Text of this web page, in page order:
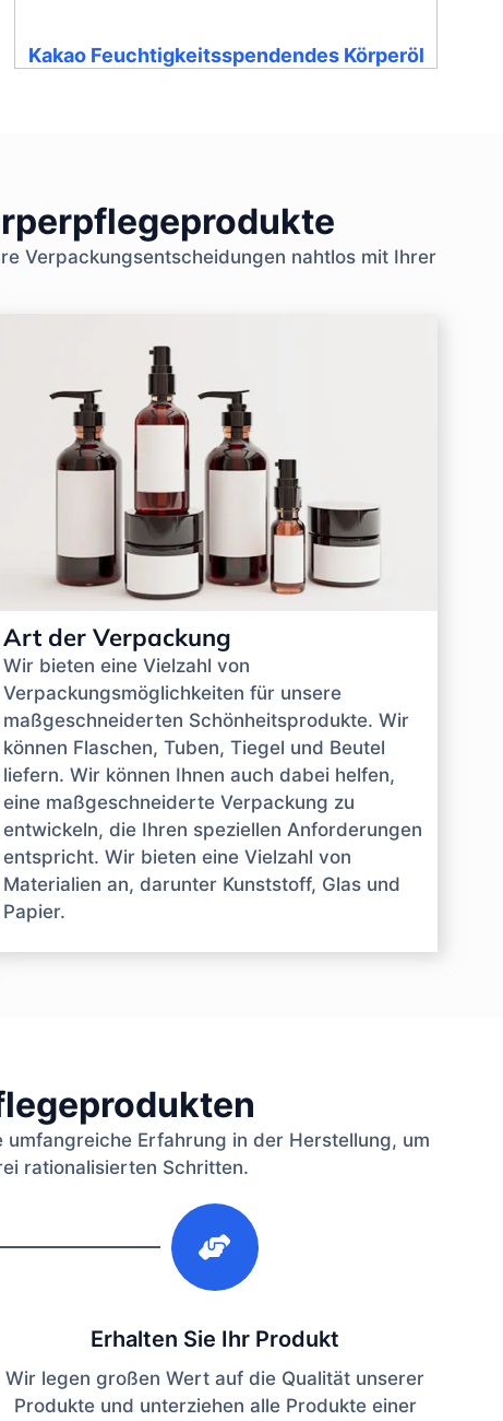
Kakao Feuchtigkeitsspendendes Körperöl
Verpackungsentscheidungen nahtlos mit Ihrer
Art der Verpackung
Wir bieten eine Vielzahl von
Verpackungsmöglichkeiten für unsere
maßgeschneiderten Schönheitsprodukte. Wir
können Flaschen, Tuben, Tiegel und Beutel
liefern. Wir können Ihnen auch dabei helfen,
eine maßgeschneiderte Verpackung zu
entwickeln, die Ihren speziellen Anforderungen
entspricht. Wir bieten eine Vielzahl von
Materialien an, darunter Kunststoff, Glas und
Papier.
Erfahrung in der Herstellung, um
rationalisierten Schritten.
Erhalten Sie Ihr Produkt
Wir legen großen Wert auf die Qualität unserer
Produkte und unterziehen alle Produkte einer